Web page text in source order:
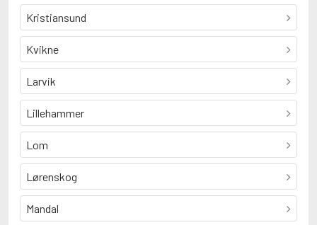
Kristiansund
Kvikne
Larvik
Lillehammer
Lom
Lørenskog
Mandal